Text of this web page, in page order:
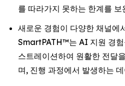
를 따라가지 못하는 한계를 보
새로운 경험이 다양한 채널에
SmartPATH™는 AI 지원 경험
스트레이션하여 원활한 전달
며, 진행 과정에서 발생하는